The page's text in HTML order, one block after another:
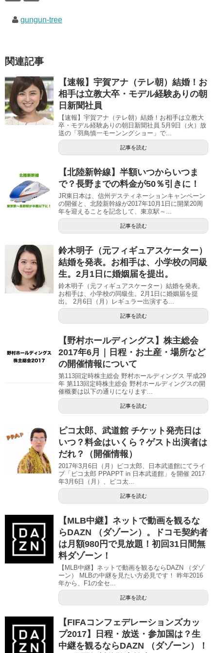
で
ま
す
い
ウ
す
)
gungun-tree
関連記事
【速報】宇賀アナ（テレ朝）結婚！お
相手は立教大卒・モデル経験ありの朝
日新聞社員
【速報】宇賀アナ（テレ朝）結婚！お相手は立教大
卒・モデル経験ありの朝日新聞社員 5月9日（火）放
送の「羽鳥慎一モーンングショー」で...
記事を読む
【北陸新幹線】半額いつからいつま
で？長野までの料金が50％引きに！
JR東日本は、信州デスティネーションキャンペーン
の開催と、北陸新幹線が2017年10月1日に開業20周
年を迎えることを記念して、東京駅～...
記事を読む
鈴木明子（元フィギュアスケーター）
結婚を発表。お相手は、小学校の同級
生。2月1日に婚姻届を提出。
鈴木明子（元フィギュアスケーター）結婚を発表。
お相手は、小学校の同級生。2月1日に婚姻届を提
出。 2月6日（月）レギュラー出演する...
記事を読む
【野村ホールディングス】株主総会
2017年6月｜日程・お土産・場所など
の開催情報について
第113回定時株主総会 野村ホールディングス 平成29
年 第113回定時株主総会 野村ホールディングスの開
催概要は以下の通りになります...
記事を読む
ピコ太郎、武道館 チケット発売日は
いつ？料金はいくら？ゲスト出演者は
だれ？（開催情報）
2017年3月6日（月）ピコ太郎、日本武道館にてライ
ブ「ピコ太郎 PPAPPT in 日本武道館」を開催 2017
年3月6日（月）、ピコ太...
記事を読む
【MLB中継】ネットで動画を観るな
らDAZN （ダゾーン）。ドコモ契約者
は月額980円で見放題！初回31日間無
料ダゾーン！
【MLB中継】ネットで動画を観るならDAZN （ダゾ
ーン） MLBの中継を見たい方必見です！ 昨年2016
年から、F1の全セ...
記事を読む
【FIFAコンフェデレーションズカッ
プ2017】日程・放送・参加国は？生
中継を観るならDAZN （ダゾーン）！